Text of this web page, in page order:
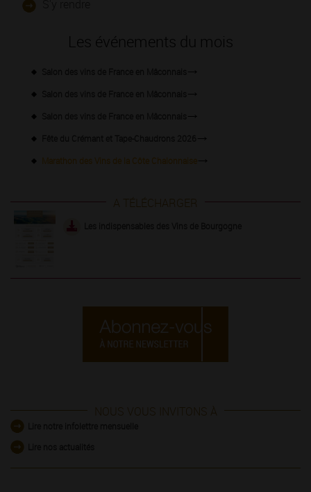
NOUS VOUS INVITONS À
Les événements du mois
Marathon des Vins de la Côte Chalonnaise
A TÉLÉCHARGER